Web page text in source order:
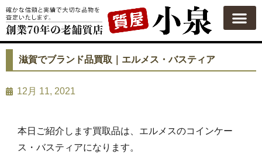
滋賀でブランド品買取｜エルメス・バスティア
12月 11, 2021
本日ご紹介します買取品は、エルメスのコインケー
ス・バスティアになります。